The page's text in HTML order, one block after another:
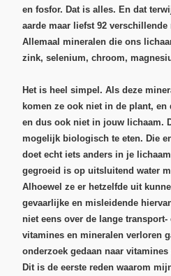
en fosfor. Dat is alles. En dat
aarde maar liefst 92
Allemaal mineralen die ons
zink, selenium, chroom,
Het is heel simpel. Als deze
komen ze ook niet in de plant,
en dus ook niet in jouw lichaam.
mogelijk biologisch te eten. Die
doet echt iets anders in je
gegroeid is op uitsluitend water
Alhoewel ze er hetzelfde uit
gevaarlijke en misleidende
niet eens over de lange
vitamines en mineralen verloren
onderzoek gedaan naar
Dit is de eerste reden waarom